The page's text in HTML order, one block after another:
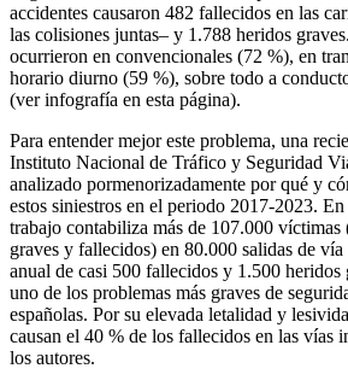
accidentes causaron 482 fallecidos en las
las colisiones juntas– y 1.788 heridos
ocurrieron en convencionales (72 %), en
horario diurno (59 %), sobre todo a
(ver infografía en esta página).
Para entender mejor este problema, una
Instituto Nacional de Tráfico y Seguridad
analizado pormenorizadamente por qué y
estos siniestros en el periodo 2017-2023. En
trabajo contabiliza más de 107.000 víctimas
graves y fallecidos) en 80.000 salidas de
anual de casi 500 fallecidos y 1.500 heridos
uno de los problemas más graves de
españolas. Por su elevada letalidad y
causan el 40 % de los fallecidos en las vías
los autores.